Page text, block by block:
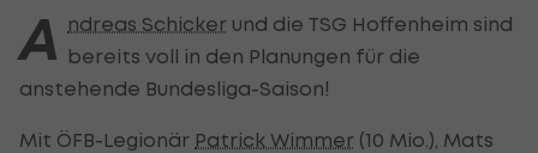
A ndreas Schicker und die TSG Hoffenheim sind
bereits voll in den Planungen für die
anstehende Bundesliga-Saison!
Mit ÖFB-Legionär Patrick Wimmer (10 Mio.), Mats